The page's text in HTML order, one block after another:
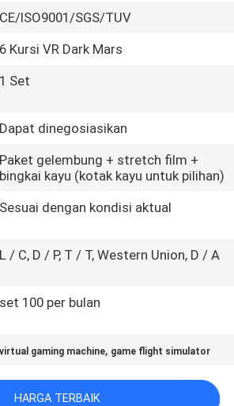
CE/ISO9001/SGS/TUV
6 Kursi VR Dark Mars
1 Set
Dapat dinegosiasikan
Paket gelembung + stretch film +
bingkai kayu (kotak kayu untuk pilihan)
Sesuai dengan kondisi aktual
L / C, D / P, T / T, Western Union, D / A
set 100 per bulan
virtual gaming machine, game flight simulator
HARGA TERBAIK